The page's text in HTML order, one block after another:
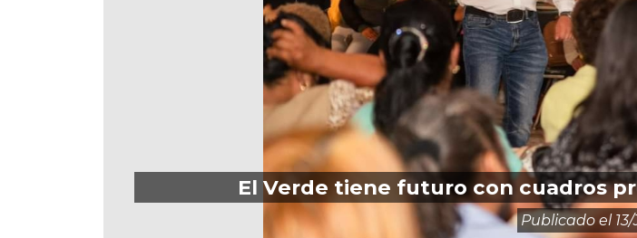
El Verde tiene futuro con cuadros
Publicado el